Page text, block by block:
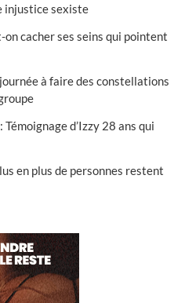
injustice sexiste
cacher ses seins qui pointent
à faire des constellations
Témoignage d’Izzy 28 ans qui
en plus de personnes restent